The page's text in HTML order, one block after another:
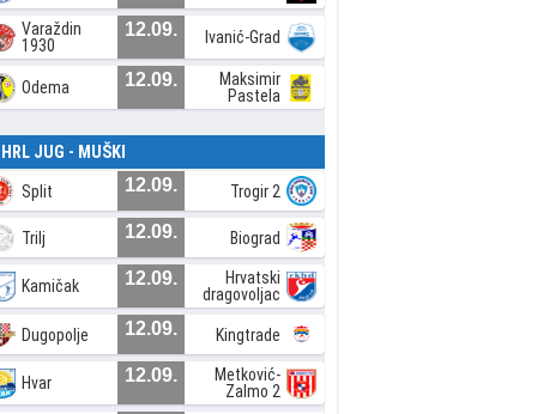
Varaždin
1930
12.09. Ivanić-Grad
Odema 12.09.
Maksimir
Pastela
JUG - MUŠKI
Split 12.09. Trogir 2
Trilj 12.09. Biograd
Kamičak 12.09.
Hrvatski
dragovoljac
Dugopolje 12.09. Kingtrade
Hvar 12.09.
Metković-
Zalmo 2